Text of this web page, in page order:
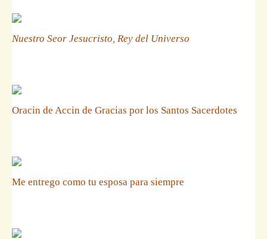
Nuestro Seor Jesucristo, Rey del Universo
Oracin de Accin de Gracias por los Santos Sacerdotes
Me entrego como tu esposa para siempre